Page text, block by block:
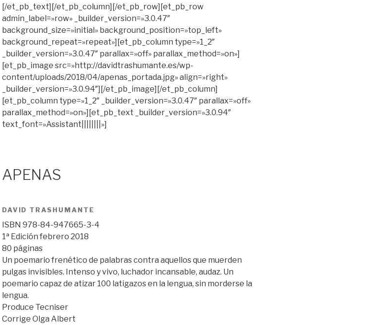
[/et_pb_text][/et_pb_column][/et_pb_row][et_pb_row
admin_label=»row» _builder_version=»3.0.47″
background_size=»initial» background_position=»top_left»
background_repeat=»repeat»][et_pb_column type=»1_2″
_builder_version=»3.0.47″ parallax=»off» parallax_method=»on»]
[et_pb_image src=»http://davidtrashumante.es/wp-
content/uploads/2018/04/apenas_portada.jpg» align=»right»
_builder_version=»3.0.94″][/et_pb_image][/et_pb_column]
[et_pb_column type=»1_2″ _builder_version=»3.0.47″ parallax=»off»
parallax_method=»on»][et_pb_text _builder_version=»3.0.94″
text_font=»Assistant||||||||»]
APENAS
DAVID TRASHUMANTE
ISBN 978-84-947665-3-4
1ª Edición febrero 2018
80 páginas
Un poemario frenético de palabras contra aquellos que muerden
pulgas invisibles. Intenso y vivo, luchador incansable, audaz. Un
poemario capaz de atizar 100 latigazos en la lengua, sin morderse la
lengua.
Produce Tecniser
Corrige Olga Albert